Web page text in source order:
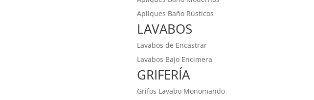
Apliques Baño Rústicos
LAVABOS
Lavabos de Encastrar
Lavabos Bajo Encimera
GRIFERÍA
Grifos Lavabo Monomando